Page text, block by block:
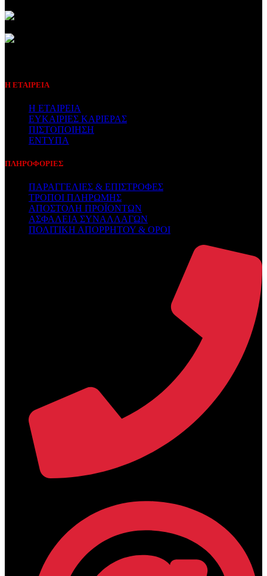
Η ΕΤΑΙΡΕΙΑ
Η ΕΤΑΙΡΕΙΑ
ΕΥΚΑΙΡΙΕΣ ΚΑΡΙΕΡΑΣ
ΠΙΣΤΟΠΟΙΗΣΗ
ΕΝΤΥΠΑ
ΠΛΗΡΟΦΟΡΙΕΣ
ΠΑΡΑΓΓΕΛΙΕΣ & ΕΠΙΣΤΡΟΦΕΣ
ΤΡΟΠΟΙ ΠΛΗΡΩΜΗΣ
ΑΠΟΣΤΟΛΗ ΠΡΟΪΟΝΤΩΝ
ΑΣΦΑΛΕΙΑ ΣΥΝΑΛΛΑΓΩΝ
ΠΟΛΙΤΙΚΗ ΑΠΟΡΡΗΤΟΥ & ΟΡΟΙ